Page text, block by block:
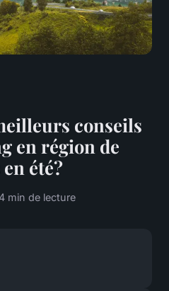
conseils
en région de
été?
4 min de lecture